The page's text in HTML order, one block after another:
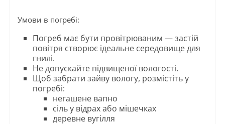
Умови в погребі:
Погреб має бути провітрюваним — застій
повітря створює ідеальне середовище для
гнилі.
Не допускайте підвищеної вологості.
Щоб забрати зайву вологу, розмістіть у
погребі:
негашене вапно
сіль у відрах або мішечках
деревне вугілля